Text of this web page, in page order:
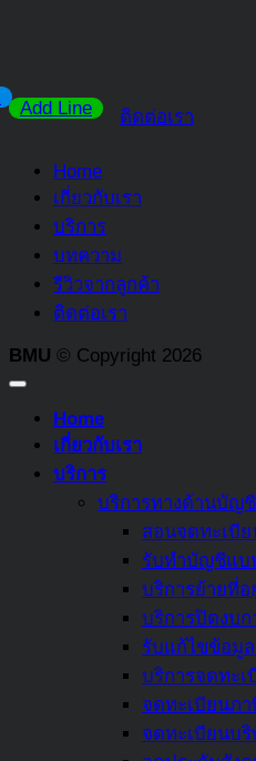
ติดต่อเรา
Add Line
Home
เกี่ยวกับเรา
บริการ
บทความ
รีวิวจากลูกค้า
ติดต่อเรา
BMU © Copyright 2026
Home
เกี่ยวกับเรา
บริการ
บริการทางด้านบัญชี
สอนจดทะเบี
รับทำบัญชีแบ
บริการย้ายที่
บริการปิดงบก
รับแก้ไขข้อมู
บริการจดทะ
จดทะเบียนภ
จดทะเบียนบ